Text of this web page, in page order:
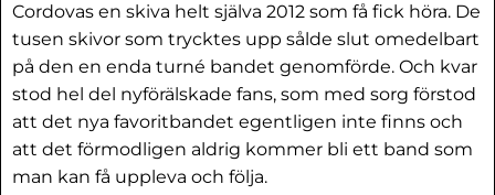
Cordovas en skiva helt själva 2012 som få fick höra. De
tusen skivor som trycktes upp sålde slut omedelbart
på den en enda turné bandet genomförde. Och kvar
stod hel del nyförälskade fans, som med sorg förstod
att det nya favoritbandet egentligen inte finns och
att det förmodligen aldrig kommer bli ett band som
man kan få uppleva och följa.